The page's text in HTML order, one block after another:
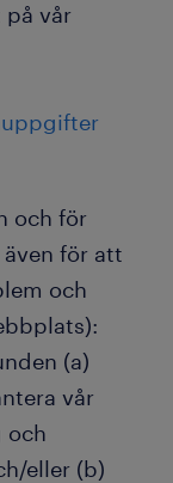
på vår
och för
för att
och
(a)
vår
och
eller (b)